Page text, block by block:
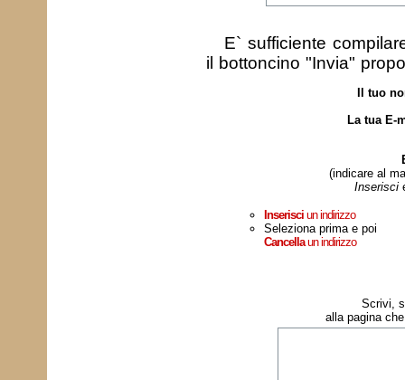
E` sufficiente
il bottoncino "Invia"
Il tuo
La tua E-
(indicare al
Inserisci
Inserisciun indirizzo
Seleziona prima e poi
Cancellaun indirizzo
Scrivi,
alla pagina